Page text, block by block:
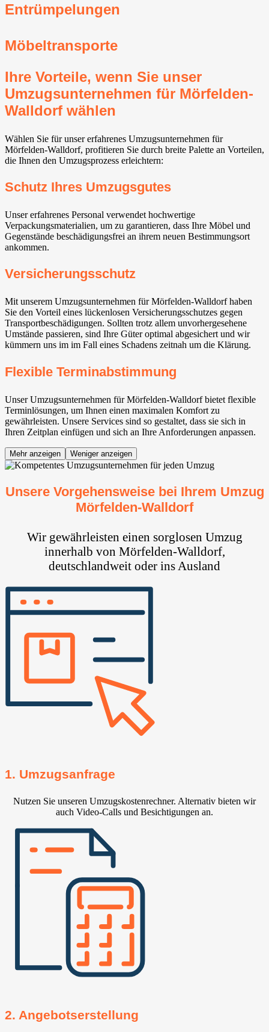
Entrümpelungen
Möbeltransporte
Ihre Vorteile, wenn Sie unser
Umzugsunternehmen für Mörfelden-
Walldorf⁠ wählen
Wählen Sie für unser erfahrenes Umzugsunternehmen für
Mörfelden-Walldorf⁠, profitieren Sie durch breite Palette an Vorteilen,
die Ihnen den Umzugsprozess erleichtern:
Schutz Ihres Umzugsgutes
Unser erfahrenes Personal verwendet hochwertige
Verpackungsmaterialien, um zu garantieren, dass Ihre Möbel und
Gegenstände beschädigungsfrei an ihrem neuen Bestimmungsort
ankommen.
Versicherungsschutz
Mit unserem Umzugsunternehmen für Mörfelden-Walldorf⁠ haben
Sie den Vorteil eines lückenlosen Versicherungsschutzes gegen
Transportbeschädigungen. Sollten trotz allem unvorhergesehene
Umstände passieren, sind Ihre Güter optimal abgesichert und wir
kümmern uns im im Fall eines Schadens zeitnah um die Klärung.
Flexible Terminabstimmung
Unser Umzugsunternehmen für Mörfelden-Walldorf⁠ bietet flexible
Terminlösungen, um Ihnen einen maximalen Komfort zu
gewährleisten. Unsere Services sind so gestaltet, dass sie sich in
Ihren Zeitplan einfügen und sich an Ihre Anforderungen anpassen.
Mehr anzeigen Weniger anzeigen
Unsere Vorgehensweise bei Ihrem Umzug
Mörfelden-Walldorf⁠
Wir gewährleisten einen sorglosen Umzug
innerhalb von Mörfelden-Walldorf⁠,
deutschlandweit oder ins Ausland
1. Umzugsanfrage
Nutzen Sie unseren Umzugskostenrechner. Alternativ bieten wir
auch Video-Calls und Besichtigungen an.
2. Angebotserstellung